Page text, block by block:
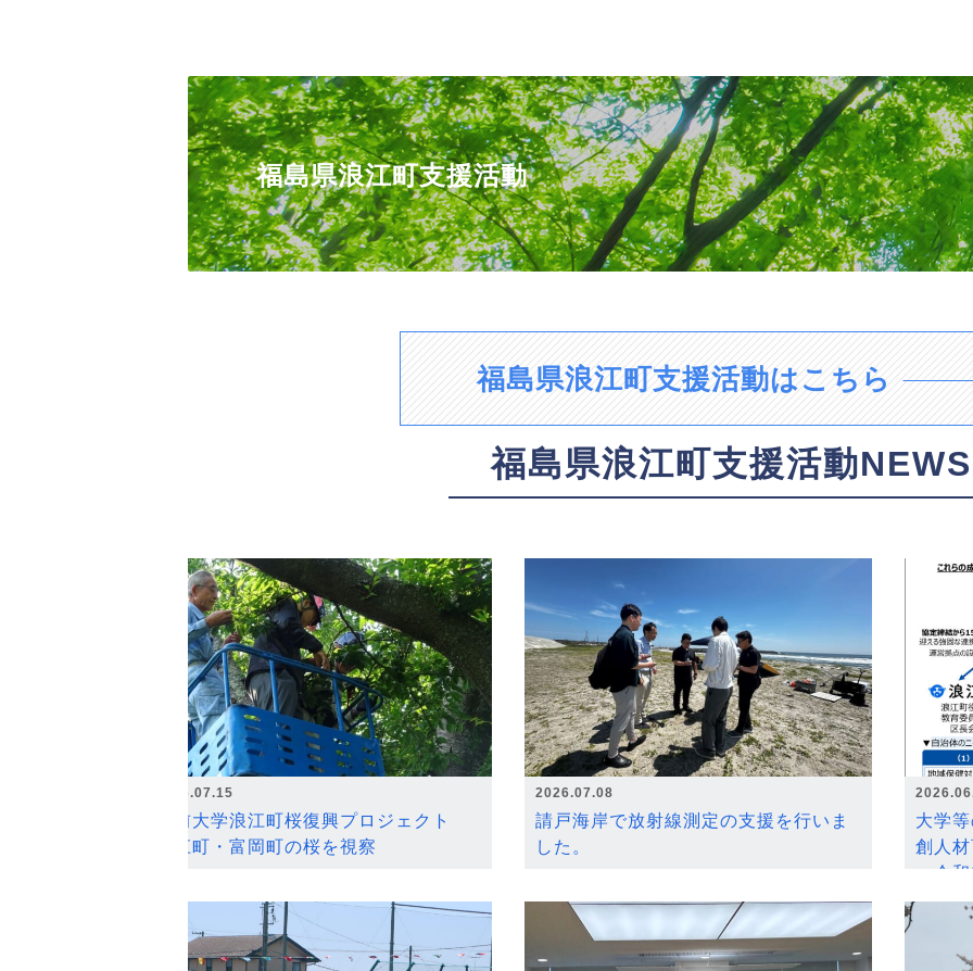
福島県浪江町支援活動
福島県浪江町支援活動はこちら
福島県浪江町支援活動NEWS
2026.07.15
弘前大学浪江町桜復興プロジェクト
浪江町・富岡町の桜を視察
2026.07.08
請戸海岸で放射線測定の支援を行いま
した。
大学
創人
～令